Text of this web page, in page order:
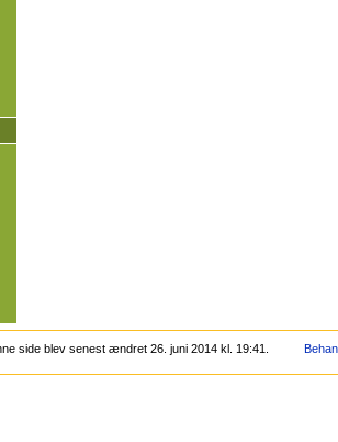
side blev senest ændret 26. juni 2014 kl. 19:41.